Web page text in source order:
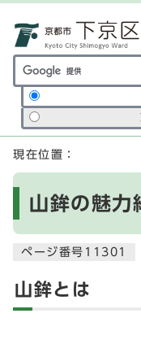
サイト内検索の範囲
ここから本文です
現在位置：
山鉾の魅力
ページ番号11301
山鉾とは